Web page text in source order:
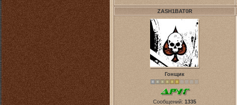
ZASH1BAT0R
Гонщик
Сообщений: 1335